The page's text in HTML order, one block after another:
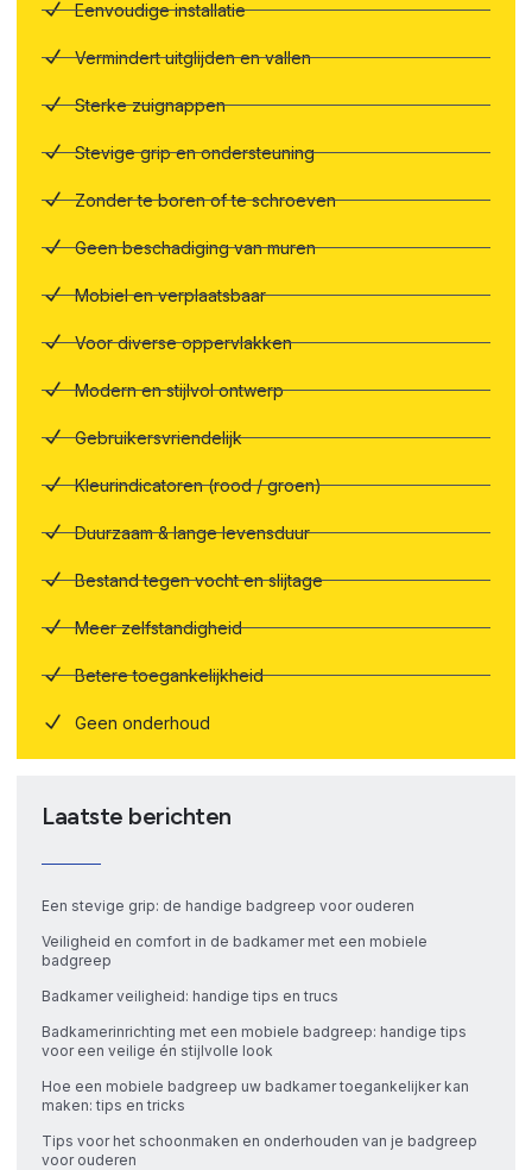
Eenvoudige installatie
Vermindert uitglijden en vallen
Sterke zuignappen
Stevige grip en ondersteuning
Zonder te boren of te schroeven
Geen beschadiging van muren
Mobiel en verplaatsbaar
Voor diverse oppervlakken
Modern en stijlvol ontwerp
Gebruikersvriendelijk
Kleurindicatoren (rood / groen)
Duurzaam & lange levensduur
Bestand tegen vocht en slijtage
Meer zelfstandigheid
Betere toegankelijkheid
Geen onderhoud
Laatste berichten
Een stevige grip: de handige badgreep voor ouderen
Veiligheid en comfort in de badkamer met een mobiele
badgreep
Badkamer veiligheid: handige tips en trucs
Badkamerinrichting met een mobiele badgreep: handige tips
voor een veilige én stijlvolle look
Hoe een mobiele badgreep uw badkamer toegankelijker kan
maken: tips en tricks
Tips voor het schoonmaken en onderhouden van je badgreep
voor ouderen